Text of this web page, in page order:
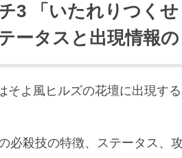
3 「いたれりつく
ータスと出現情報
そよ風ヒルズの花壇に出現す
必殺技の特徴、ステータス、